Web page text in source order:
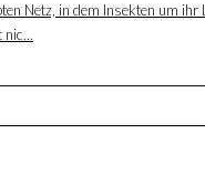
Netz, in dem Insekten um ihr
nic...